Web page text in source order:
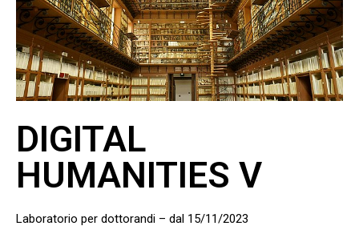
DIGITAL
HUMANITIES V
Laboratorio per dottorandi – dal 15/11/2023